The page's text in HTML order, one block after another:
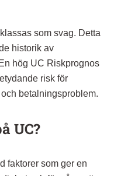
som svag. Detta
historik av
hög UC Riskprognos
risk för
betalningsproblem.
UC?
faktorer som ger en